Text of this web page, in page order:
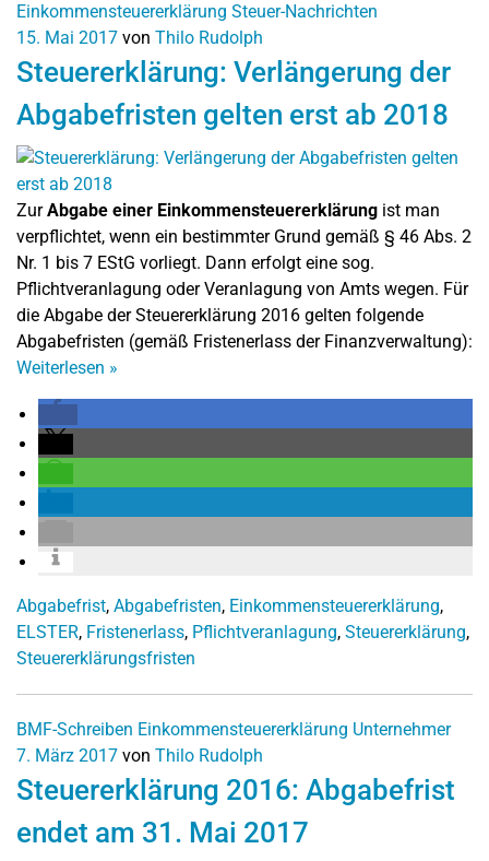
Einkommensteuererklärung Steuer-Nachrichten
15. Mai 2017 von Thilo Rudolph
Steuererklärung: Verlängerung der
Abgabefristen gelten erst ab 2018
ZurAbgabe einer Einkommensteuererklärung ist man
verpflichtet, wenn ein bestimmter Grund gemäß § 46 Abs. 2
Nr. 1 bis 7 EStG vorliegt. Dann erfolgt eine sog.
Pflichtveranlagung oder Veranlagung von Amts wegen. Für
die Abgabe der Steuererklärung 2016 gelten folgende
Abgabefristen (gemäß Fristenerlass der Finanzverwaltung):
Weiterlesen »
Abgabefrist, Abgabefristen, Einkommensteuererklärung,
ELSTER, Fristenerlass, Pflichtveranlagung, Steuererklärung,
Steuererklärungsfristen
BMF-Schreiben Einkommensteuererklärung Unternehmer
7. März 2017 von Thilo Rudolph
Steuererklärung 2016: Abgabefrist
endet am 31. Mai 2017